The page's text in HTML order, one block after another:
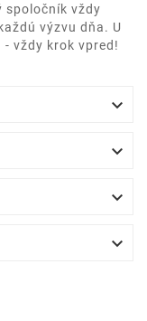
spoločník vždy
výzvu dňa. U
vždy krok vpred!



